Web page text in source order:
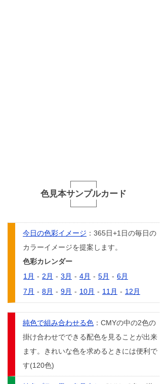
色見本サンプルカード
今日の色彩イメージ ：365日+1日の毎日の
カラーイメージを提案します。
色彩カレンダー
1月 - 2月 - 3月 - 4月 - 5月 - 6月
7月 - 8月 - 9月 - 10月 - 11月 - 12月
純色で組み合わせる色 ：CMYの中の2色の
掛け合わせでできる配色を見ることが出来
ます。きれいな色を求めるときには便利で
す(120色)